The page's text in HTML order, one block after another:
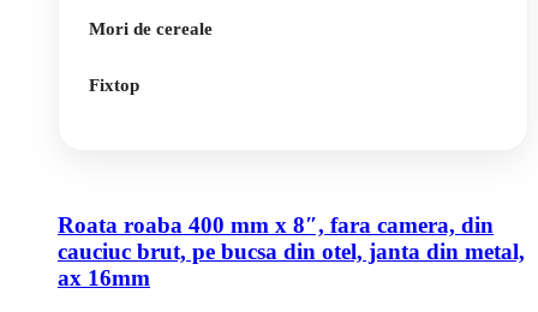
Mori de cereale
Fixtop
Roata roaba 400 mm x 8″, fara camera, din
cauciuc brut, pe bucsa din otel, janta din metal,
ax 16mm